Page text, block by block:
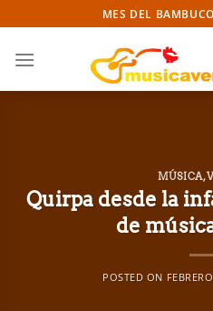
to
content
MES DEL
MÚSICA,
Quirpa desde la
de
POSTED ON